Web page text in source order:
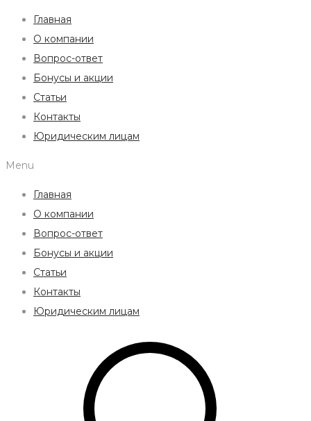
Главная
О компании
Вопрос-ответ
Бонусы и акции
Статьи
Контакты
Юридическим лицам
Menu
Главная
О компании
Вопрос-ответ
Бонусы и акции
Статьи
Контакты
Юридическим лицам